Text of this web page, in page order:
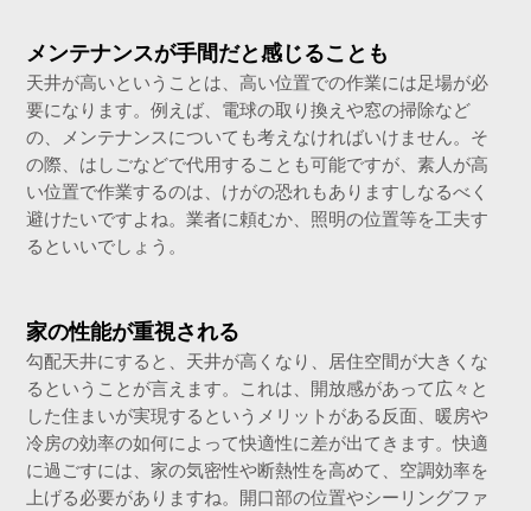
メンテナンスが手間だと感じることも
天井が高いということは、高い位置での作業には足場が必
要になります。例えば、電球の取り換えや窓の掃除など
の、メンテナンスについても考えなければいけません。そ
の際、はしごなどで代用することも可能ですが、素人が高
い位置で作業するのは、けがの恐れもありますしなるべく
避けたいですよね。業者に頼むか、照明の位置等を工夫す
るといいでしょう。
家の性能が重視される
勾配天井にすると、天井が高くなり、居住空間が大きくな
るということが言えます。これは、開放感があって広々と
した住まいが実現するというメリットがある反面、暖房や
冷房の効率の如何によって快適性に差が出てきます。快適
に過ごすには、家の気密性や断熱性を高めて、空調効率を
上げる必要がありますね。開口部の位置やシーリングファ